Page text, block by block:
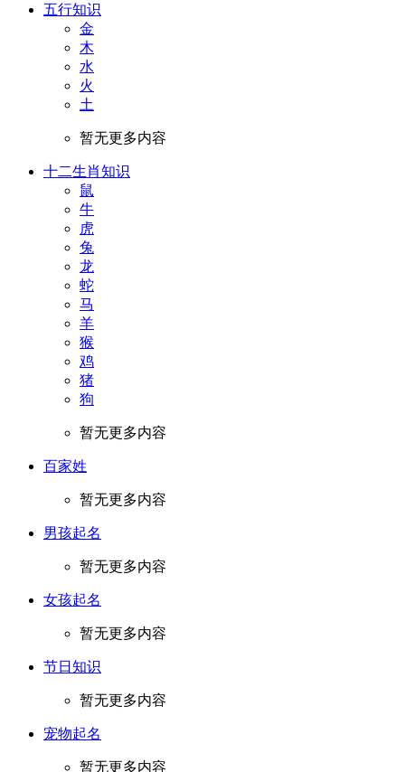
五行知识
金
木
水
火
土
暂无更多内容
十二生肖知识
鼠
牛
虎
兔
龙
蛇
马
羊
猴
鸡
猪
狗
暂无更多内容
百家姓
暂无更多内容
男孩起名
暂无更多内容
女孩起名
暂无更多内容
节日知识
暂无更多内容
宠物起名
暂无更多内容